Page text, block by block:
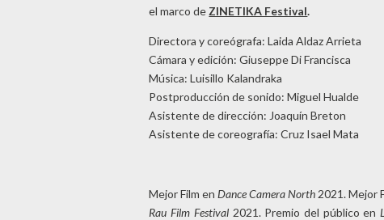
el marco de ZINETIKA Festival.
Directora y coreógrafa: Laida Aldaz Arrieta
Cámara y edición: Giuseppe Di Francisca
Música: Luisillo Kalandraka
Postproducción de sonido: Miguel Hualde
Asistente de dirección: Joaquín Breton
Asistente de coreografía: Cruz Isael Mata
Mejor Film enDance Camera North 2021. Mejor
Rau Film Festival2021. Premio del público en